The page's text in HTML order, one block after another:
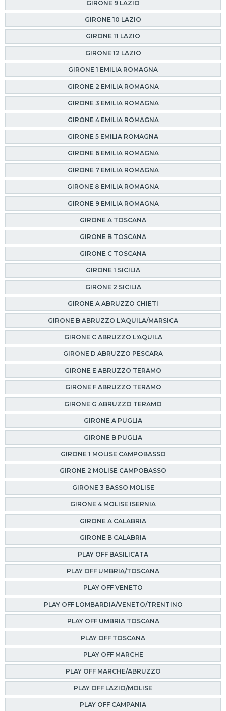
GIRONE 9 LAZIO
GIRONE 10 LAZIO
GIRONE 11 LAZIO
GIRONE 12 LAZIO
GIRONE 1 EMILIA ROMAGNA
GIRONE 2 EMILIA ROMAGNA
GIRONE 3 EMILIA ROMAGNA
GIRONE 4 EMILIA ROMAGNA
GIRONE 5 EMILIA ROMAGNA
GIRONE 6 EMILIA ROMAGNA
GIRONE 7 EMILIA ROMAGNA
GIRONE 8 EMILIA ROMAGNA
GIRONE 9 EMILIA ROMAGNA
GIRONE A TOSCANA
GIRONE B TOSCANA
GIRONE C TOSCANA
GIRONE 1 SICILIA
GIRONE 2 SICILIA
GIRONE A ABRUZZO CHIETI
GIRONE B ABRUZZO L'AQUILA/MARSICA
GIRONE C ABRUZZO L'AQUILA
GIRONE D ABRUZZO PESCARA
GIRONE E ABRUZZO TERAMO
GIRONE F ABRUZZO TERAMO
GIRONE G ABRUZZO TERAMO
GIRONE A PUGLIA
GIRONE B PUGLIA
GIRONE 1 MOLISE CAMPOBASSO
GIRONE 2 MOLISE CAMPOBASSO
GIRONE 3 BASSO MOLISE
GIRONE 4 MOLISE ISERNIA
GIRONE A CALABRIA
GIRONE B CALABRIA
PLAY OFF BASILICATA
PLAY OFF UMBRIA/TOSCANA
PLAY OFF VENETO
PLAY OFF LOMBARDIA/VENETO/TRENTINO
PLAY OFF UMBRIA TOSCANA
PLAY OFF TOSCANA
PLAY OFF MARCHE
PLAY OFF MARCHE/ABRUZZO
PLAY OFF LAZIO/MOLISE
PLAY OFF CAMPANIA